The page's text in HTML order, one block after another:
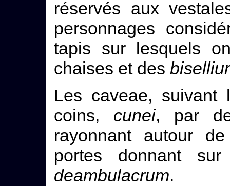
réservés aux
personnages
tapis sur lesquels
chaises et des
Les caveae, suivant
coins, cunei, par
rayonnant autour
portes donnant
deambulacrum.